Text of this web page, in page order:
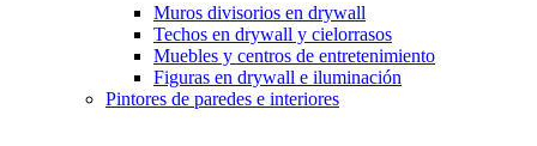
Muros divisorios en drywall
Techos en drywall y cielorrasos
Muebles y centros de entretenimiento
Figuras en drywall e iluminación
Pintores de paredes e interiores